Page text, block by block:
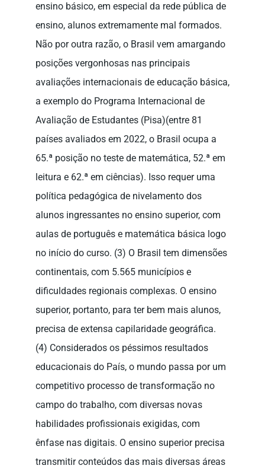
ensino básico, em especial da rede pública de
ensino, alunos extremamente mal formados.
Não por outra razão, o Brasil vem amargando
posições vergonhosas nas principais
avaliações internacionais de educação básica,
a exemplo do Programa Internacional de
Avaliação de Estudantes (Pisa)(entre 81
países avaliados em 2022, o Brasil ocupa a
65.ª posição no teste de matemática, 52.ª em
leitura e 62.ª em ciências). Isso requer uma
política pedagógica de nivelamento dos
alunos ingressantes no ensino superior, com
aulas de português e matemática básica logo
no início do curso. (3) O Brasil tem dimensões
continentais, com 5.565 municípios e
dificuldades regionais complexas. O ensino
superior, portanto, para ter bem mais alunos,
precisa de extensa capilaridade geográfica.
(4) Considerados os péssimos resultados
educacionais do País, o mundo passa por um
competitivo processo de transformação no
campo do trabalho, com diversas novas
habilidades profissionais exigidas, com
ênfase nas digitais. O ensino superior precisa
transmitir conteúdos das mais diversas áreas